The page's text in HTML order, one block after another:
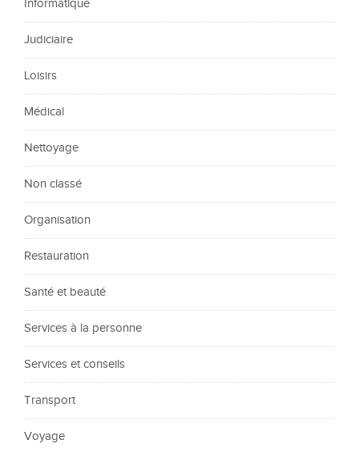
Informatique
Judiciaire
Loisirs
Médical
Nettoyage
Non classé
Organisation
Restauration
Santé et beauté
Services à la personne
Services et conseils
Transport
Voyage